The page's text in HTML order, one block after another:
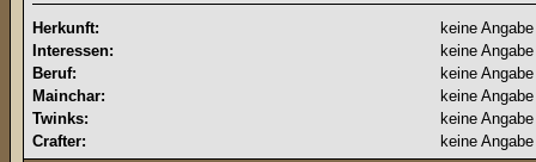
Herkunft:
keine Angabe
Interessen:
keine Angabe
Beruf:
keine Angabe
Mainchar:
keine Angabe
Twinks:
keine Angabe
Crafter:
keine Angabe